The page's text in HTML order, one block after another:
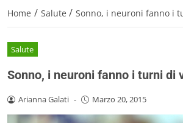
Home / Salute / Sonno, i neuroni fanno i
Salute
Sonno, i neuroni fanno i turni di
Arianna Galati - Marzo 20, 2015